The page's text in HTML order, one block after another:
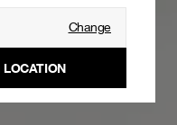
Change
LOCATION